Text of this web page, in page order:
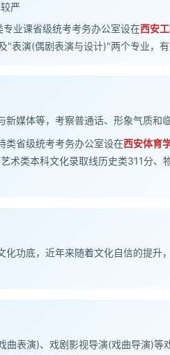
严
专业课省级统考考务办公室设在西安
"表演(偶剧表演与设计)"两个专业，有
媒体等，考察普通话、形象气质和
类省级统考考务办公室设在西安体育
术类本科文化录取线历史类311分、
化功底，近年来随着文化自信的提升
曲表演)、戏剧影视导演(戏曲导演)等